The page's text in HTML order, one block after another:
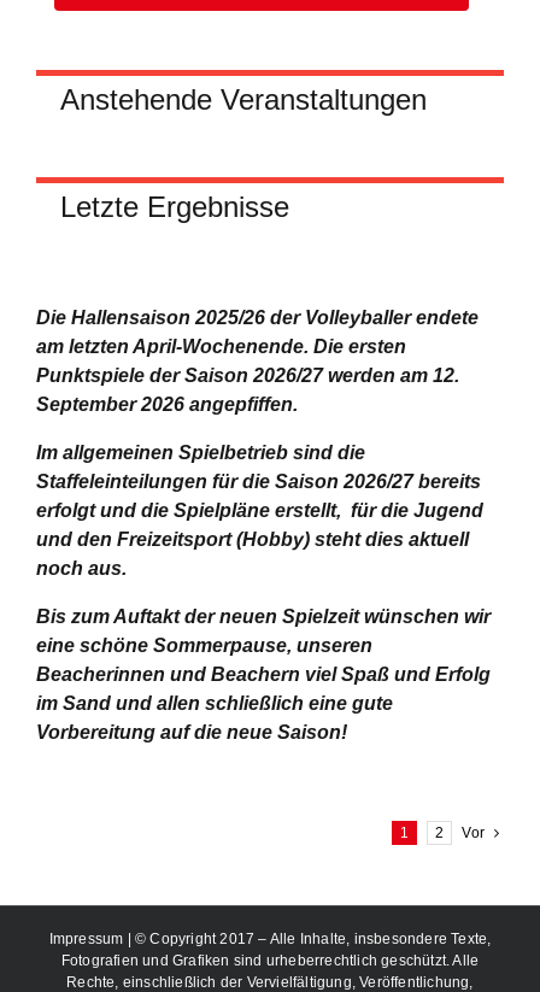
Anstehende Veranstaltungen
Letzte Ergebnisse
Die Hallensaison 2025/26 der Volleyballer endete
am letzten April-Wochenende. Die ersten
Punktspiele der Saison 2026/27 werden am 12.
September 2026 angepfiffen.
Im allgemeinen Spielbetrieb sind die
Staffeleinteilungen für die Saison 2026/27 bereits
erfolgt und die Spielpläne erstellt, für die Jugend
und den Freizeitsport (Hobby) steht dies aktuell
noch aus.
Bis zum Auftakt der neuen Spielzeit wünschen wir
eine schöne Sommerpause, unseren
Beacherinnen und Beachern viel Spaß und Erfolg
im Sand und allen schließlich eine gute
Vorbereitung auf die neue Saison!
1 2 Vor
Impressum
| © Copyright 2017 – Alle Inhalte, insbesondere Texte,
Fotografien und Grafiken sind urheberrechtlich geschützt. Alle
Rechte, einschließlich der Vervielfältigung, Veröffentlichung,